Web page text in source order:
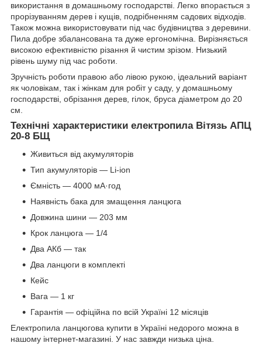
використання в домашньому господарстві. Легко впорається з
прорізуванням дерев і кущів, подрібненням садових відходів.
Також можна використовувати під час будівництва з деревини.
Пила добре збалансована та дуже ергономічна. Вирізняється
високою ефективністю різання й чистим зрізом. Низький
рівень шуму під час роботи.
Зручність роботи правою або лівою рукою, ідеальний варіант
як чоловікам, так і жінкам для робіт у саду, у домашньому
господарстві, обрізання дерев, гілок, бруса діаметром до 20
см.
Технічні характеристики електропила Вітязь АПЦ
20-8 БЩ
Живиться від акумуляторів
Тип акумуляторів — Li-ion
Ємність — 4000 мА·год
Наявність бака для змащення ланцюга
Довжина шини — 203 мм
Крок ланцюга — 1/4
Два АКб — так
Два ланцюги в комплекті
Кейс
Вага — 1 кг
Гарантія — офіційна по всій Україні 12 місяців
Електропила ланцюгова купити в Україні недорого можна в
нашому інтернет-магазині. У нас завжди низька ціна.